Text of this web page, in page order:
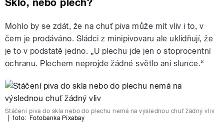
Sklo, nebo plech?
Mohlo by se zdát, že na chuť piva může mít vliv i to, v
čem je prodáváno. Sládci z minipivovaru ale uklidňují, že
je to v podstatě jedno. „U plechu jde jen o stoprocentní
ochranu. Plechem neprojde žádné světlo ani slunce.“
Stáčení piva do skla nebo do plechu nemá na výslednou chuť žádný vliv
foto: Fotobanka Pixabay